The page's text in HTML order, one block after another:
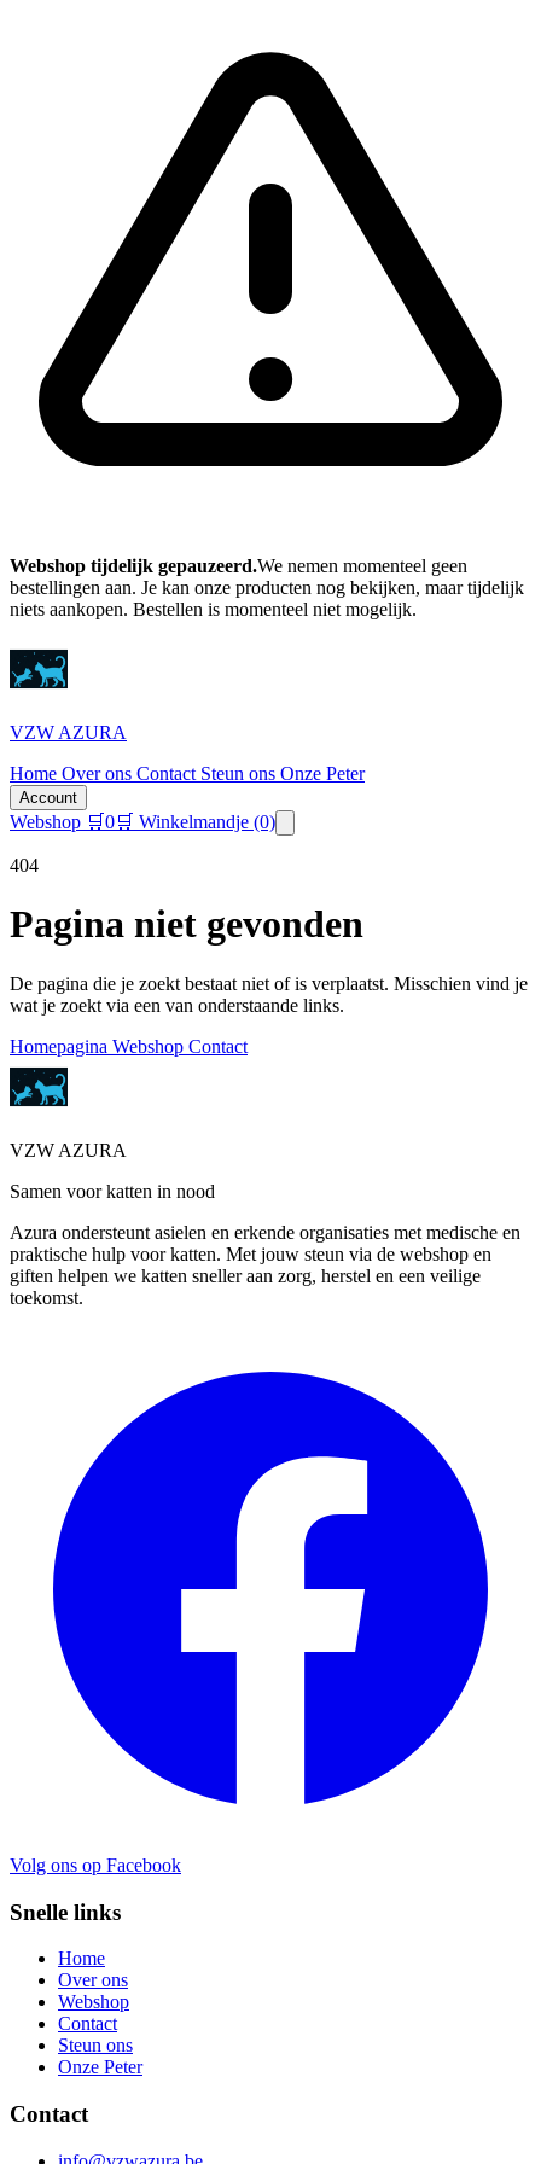
Webshop tijdelijk gepauzeerd.We nemen momenteel geen
bestellingen aan. Je kan onze producten nog bekijken, maar tijdelijk
niets aankopen. Bestellen is momenteel niet mogelijk.
VZW AZURA
Home Over ons Contact Steun ons Onze Peter
Account
Webshop 🛒0🛒 Winkelmandje (0)
404
Pagina niet gevonden
De pagina die je zoekt bestaat niet of is verplaatst. Misschien vind je
wat je zoekt via een van onderstaande links.
Homepagina Webshop Contact
VZW AZURA
Samen voor katten in nood
Azura ondersteunt asielen en erkende organisaties met medische en
praktische hulp voor katten. Met jouw steun via de webshop en
giften helpen we katten sneller aan zorg, herstel en een veilige
toekomst.
Volg ons op Facebook
Snelle links
Home
Over ons
Webshop
Contact
Steun ons
Onze Peter
Contact